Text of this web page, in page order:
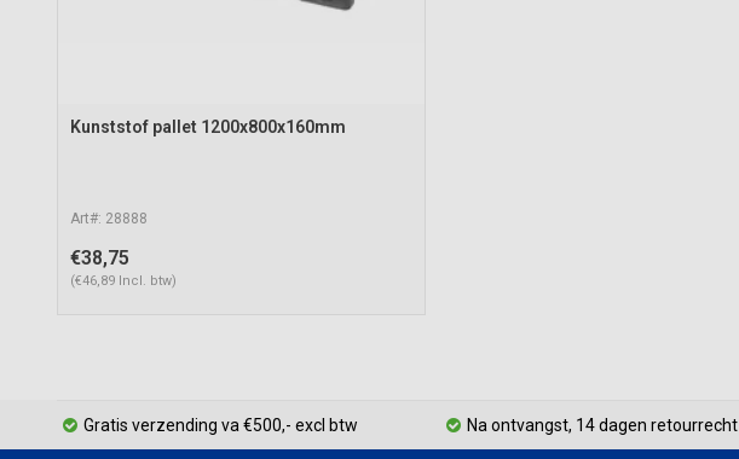
Kunststof pallet 1200x800x160mm
Art#: 28888
€38,75
(€46,89 Incl. btw)
Gratis verzending va €500,- excl btw Na ontvangst, 14 dagen retourrecht